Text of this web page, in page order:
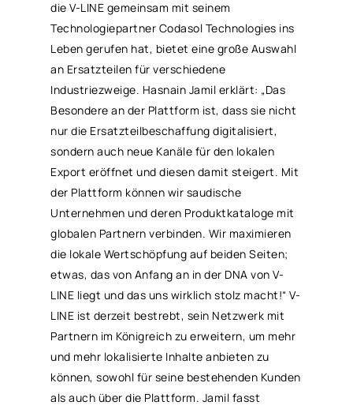
die V-LINE gemeinsam mit seinem
Technologiepartner Codasol Technologies ins
Leben gerufen hat, bietet eine große Auswahl
an Ersatzteilen für verschiedene
Industriezweige. Hasnain Jamil erklärt: „Das
Besondere an der Plattform ist, dass sie nicht
nur die Ersatzteilbeschaffung digitalisiert,
sondern auch neue Kanäle für den lokalen
Export eröffnet und diesen damit steigert. Mit
der Plattform können wir saudische
Unternehmen und deren Produktkataloge mit
globalen Partnern verbinden. Wir maximieren
die lokale Wertschöpfung auf beiden Seiten;
etwas, das von Anfang an in der DNA von V-
LINE liegt und das uns wirklich stolz macht!“ V-
LINE ist derzeit bestrebt, sein Netzwerk mit
Partnern im Königreich zu erweitern, um mehr
und mehr lokalisierte Inhalte anbieten zu
können, sowohl für seine bestehenden Kunden
als auch über die Plattform. Jamil fasst